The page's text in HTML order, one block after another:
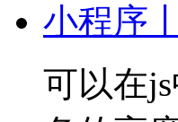
小程序
可以在